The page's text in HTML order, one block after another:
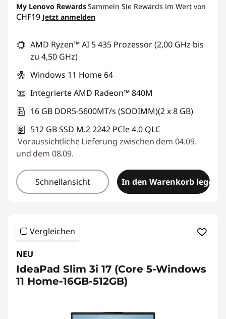
eCoupon :SALES
My Lenovo RewardsSammeln Sie Rewards im Wert von
CHF19 Jetzt anmelden
AMD Ryzen™ AI 5 435 Prozessor (2,00 GHz bis
zu 4,50 GHz)
Windows 11 Home 64
Integrierte AMD Radeon™ 840M
16 GB DDR5-5600MT/s (SODIMM)(2 x 8 GB)
512 GB SSD M.2 2242 PCIe 4.0 QLC
Voraussichtliche Lieferung zwischen dem 04.09.
und dem 08.09.
Schnellansicht In den Warenkorb legen
Vergleichen
NEU
IdeaPad Slim 3i 17 (Core 5-Windows
11 Home-16GB-512GB)